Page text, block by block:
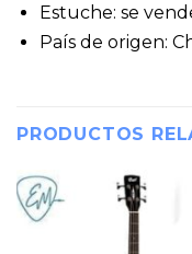
Estuche: se
País de origen:
PRODUCTOS